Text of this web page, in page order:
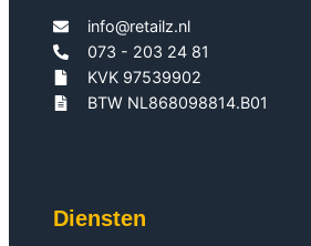
info@retailz.nl
073 - 203 24 81
KVK 97539902
BTW NL868098814.B01
Diensten